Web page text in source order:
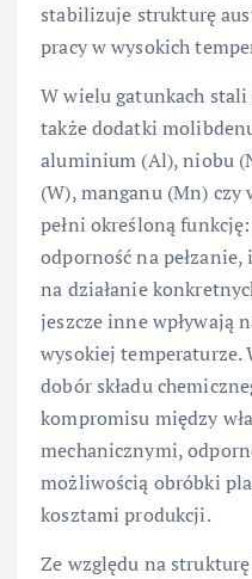
stabilizuje strukturę
pracy w wysokich
W wielu gatunkach
także dodatki
aluminium (Al), niobu
(W), manganu (Mn) czy
pełni określoną
odporność na
na działanie
jeszcze inne wpływają
wysokiej temperaturze.
dobór składu
kompromisu między
mechanicznymi,
możliwością obróbki
kosztami produkcji.
Ze względu na